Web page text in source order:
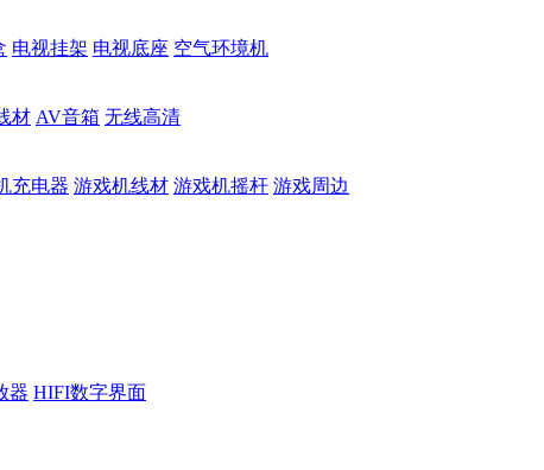
电视挂架 电视底座 空气环境机
材 AV音箱 无线高清
充电器 游戏机线材 游戏机摇杆 游戏周边
器 HIFI数字界面